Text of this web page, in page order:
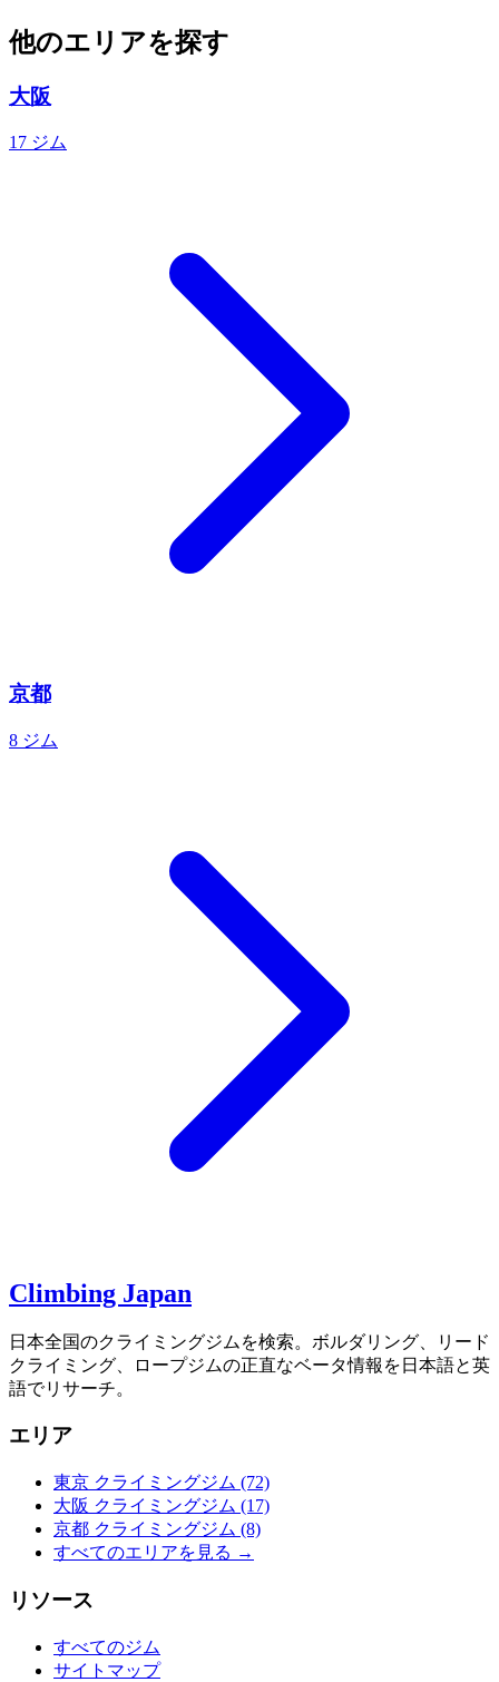
他のエリアを探す
大阪
17 ジム
京都
8 ジム
Climbing Japan
日本全国のクライミングジムを検索。ボルダリング、リード
クライミング、ロープジムの正直なベータ情報を日本語と英
語でリサーチ。
エリア
東京 クライミングジム (72)
大阪 クライミングジム (17)
京都 クライミングジム (8)
すべてのエリアを見る →
リソース
すべてのジム
サイトマップ